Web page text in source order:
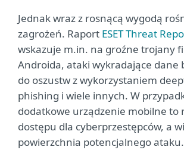
Jednak wraz z rosnącą wygodą
zagrożeń. Raport ESET Threat
wskazuje m.in. na groźne trojany
Androida, ataki wykradające dane
do oszustw z wykorzystaniem
phishing i wiele innych. W
dodatkowe urządzenie mobilne to
dostępu dla cyberprzestępców, a
powierzchnia potencjalnego ataku.